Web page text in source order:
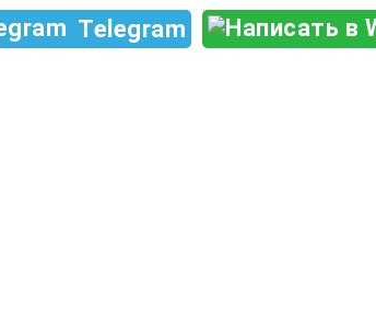
Telegram